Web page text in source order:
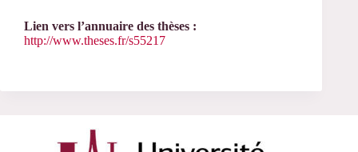
Lien vers l’annuaire des thèses :
http://www.theses.fr/s55217